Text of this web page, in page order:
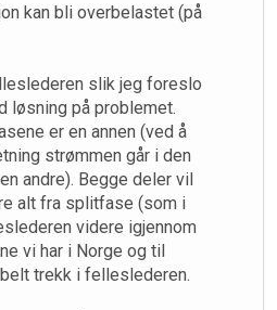
kan bli overbelastet (på
slik jeg foreslo
løsning på problemet.
er en annen (ved å
strømmen går i den
andre). Begge deler vil
alt fra splitfase (som i
videre igjennom
vi har i Norge og til
trekk i felleslederen.